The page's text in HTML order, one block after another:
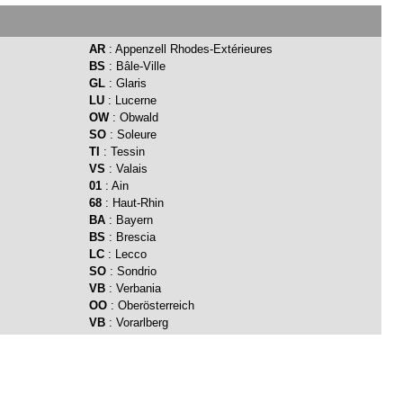
AR: Appenzell Rhodes-Extérieures
BS : Bâle-Ville
GL: Glaris
LU: Lucerne
OW: Obwald
SO: Soleure
TI : Tessin
VS : Valais
01: Ain
68: Haut-Rhin
BA: Bayern
BS : Brescia
LC: Lecco
SO: Sondrio
VB: Verbania
OO: Oberösterreich
VB: Vorarlberg